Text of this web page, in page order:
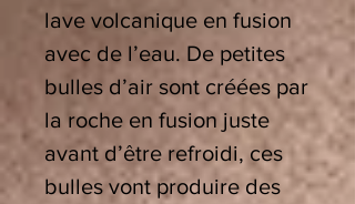
lave volcanique en fusion
avec de l’eau. De petites
bulles d’air sont créées par
la roche en fusion juste
avant d’être refroidi, ces
bulles vont produire des